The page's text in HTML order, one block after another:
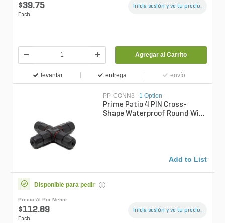
$39.75
Each
Inicia sesión y ve tu precio.
Agregar al Carrito
levantar entrega envío
PP-CONN3 1 Option
Prime Patio 4 PIN Cross-
Shape Waterproof Round Wire
Add to List
Disponible para pedir
Precio Al Por Menor
$112.89
Each
Inicia sesión y ve tu precio.